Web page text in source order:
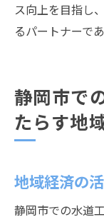
ス向上を目指し
るパートナーで
静岡市で
たらす地
地域経済の
静岡市での水道